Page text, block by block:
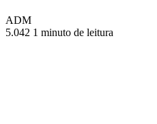
ADM
5.042 1 minuto de leitura